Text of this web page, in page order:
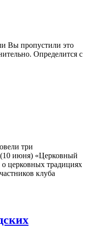
Вы пропустили это
Определится с
три
июня) «Церковный
церковных традициях
клуба